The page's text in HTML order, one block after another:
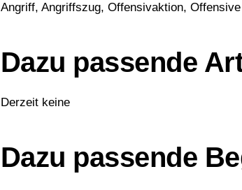
Angriff, Angriffszug, Offensivaktion, Offensive
Dazu passende
Derzeit keine
Dazu passende